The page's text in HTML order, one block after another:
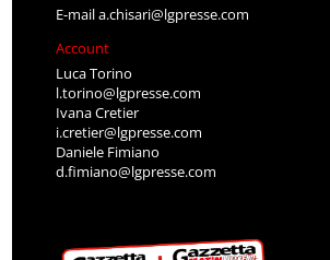
E-maila.chisari@lgpresse.com
Account
Luca Torino
l.torino@lgpresse.com
Ivana Cretier
i.cretier@lgpresse.com
Daniele Fimiano
d.fimiano@lgpresse.com